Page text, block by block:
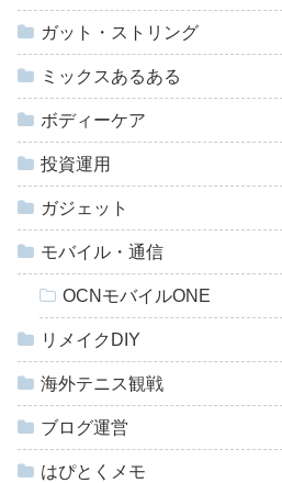
ガット・ストリング
ミックスあるある
ボディーケア
投資運用
ガジェット
モバイル・通信
OCNモバイルONE
リメイクDIY
海外テニス観戦
ブログ運営
はぴとくメモ